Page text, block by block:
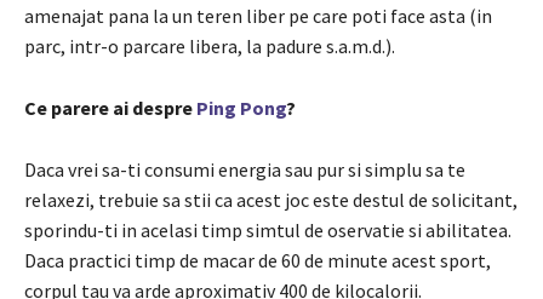
amenajat pana la un teren liber pe care poti face asta (in
parc, intr-o parcare libera, la padure s.a.m.d.).
Ce parere ai despre Ping Pong?
Daca vrei sa-ti consumi energia sau pur si simplu sa te
relaxezi, trebuie sa stii ca acest joc este destul de solicitant,
sporindu-ti in acelasi timp simtul de oservatie si abilitatea.
Daca practici timp de macar de 60 de minute acest sport,
corpul tau va arde aproximativ 400 de kilocalorii.